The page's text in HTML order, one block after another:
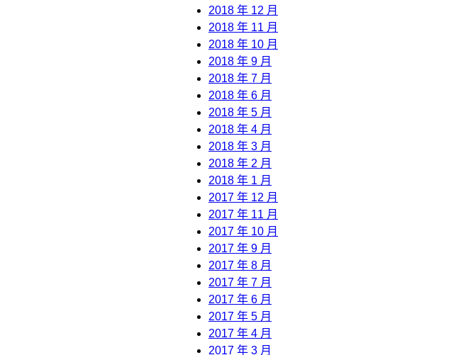
2018 年 12 月
2018 年 11 月
2018 年 10 月
2018 年 9 月
2018 年 7 月
2018 年 6 月
2018 年 5 月
2018 年 4 月
2018 年 3 月
2018 年 2 月
2018 年 1 月
2017 年 12 月
2017 年 11 月
2017 年 10 月
2017 年 9 月
2017 年 8 月
2017 年 7 月
2017 年 6 月
2017 年 5 月
2017 年 4 月
2017 年 3 月